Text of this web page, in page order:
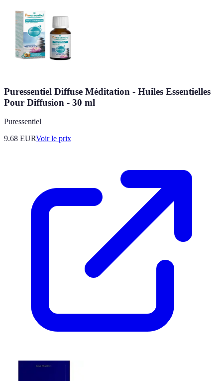
Puressentiel Diffuse Méditation - Huiles Essentielles
Pour Diffusion - 30 ml
Puressentiel
9.68 EURVoir le prix